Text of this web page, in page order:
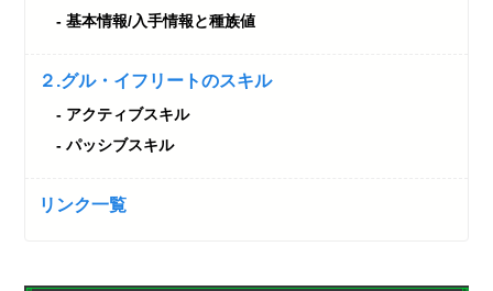
基本情報/入手情報と種族値
２.グル・イフリートのスキル
アクティブスキル
パッシブスキル
リンク一覧